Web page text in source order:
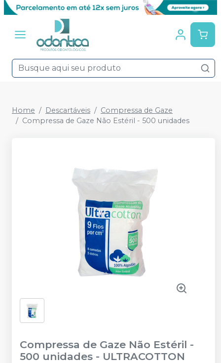
Home Descartáveis
Compressa de Gaze
Compressa de Gaze Não Estéril - 500 unidades
Compressa de Gaze Não Estéril -
500 unidades - ULTRACOTTON